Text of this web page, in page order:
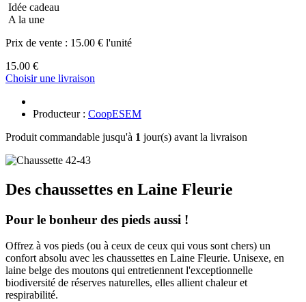
Idée cadeau
A la une
Prix de vente : 15.00 € l'unité
15.00 €
Choisir une livraison
Producteur : CoopESEM
Produit commandable jusqu'à 1 jour(s) avant la livraison
Des chaussettes en Laine Fleurie
Pour le bonheur des pieds aussi !
Offrez à vos pieds (ou à ceux de ceux qui vous sont chers) un
confort absolu avec les chaussettes en Laine Fleurie. Unisexe, en
laine belge des moutons qui entretiennent l'exceptionnelle
biodiversité de réserves naturelles, elles allient chaleur et
respirabilité.